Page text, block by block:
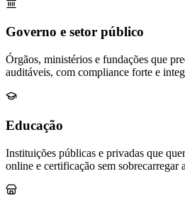
Governo e setor público
Órgãos, ministérios e fundações que
auditáveis, com compliance forte e
Educação
Instituições públicas e privadas que
online e certificação sem sobrecarregar